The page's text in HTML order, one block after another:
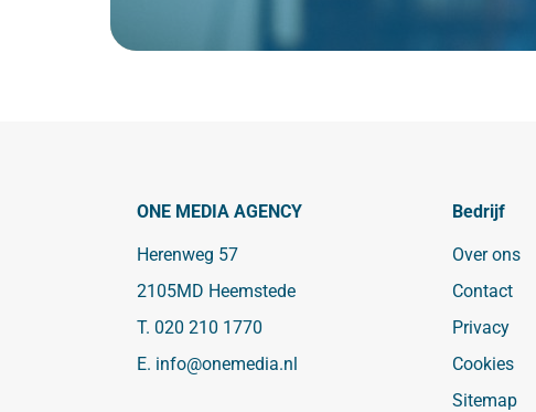
Bedrijf
Over ons
Contact
Privacy
Cookies
Sitemap
ONE MEDIA AGENCY
Herenweg 57
2105MD Heemstede
T. 020 210 1770
E. info@onemedia.nl